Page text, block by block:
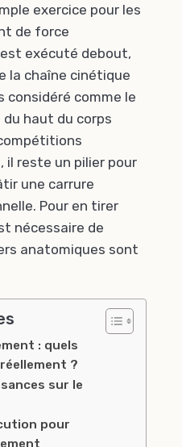
exercice pour les
de force
exécuté debout,
la chaîne cinétique
considéré comme le
haut du corps
il reste un pilier pour
une carrure
Pour en tirer
nécessaire de
anatomiques sont
: quels
?
sur le
pour